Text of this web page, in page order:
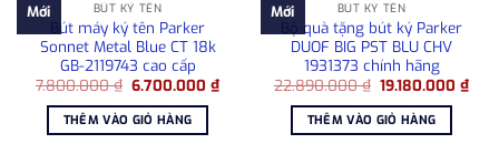
Mới BÚT KÝ TÊN
Bút máy ký tên Parker
Sonnet Metal Blue CT 18k
GB-2119743 cao cấp
7.800.000₫ Giá
là:
7.800.000 ₫.
6.700.000₫Giá
hiện
6.700.000 ₫.
THÊM VÀO GIỎ HÀNG
Mới BÚT KÝ TÊN
Bộ quà tặng bút ký Parker
DUOF BIG PST BLU CHV
1931373 chính hãng
22.890.000₫ Giá
là:
22.890.000 ₫.
19.180.000₫Giá
hiện
THÊM VÀO GIỎ HÀNG